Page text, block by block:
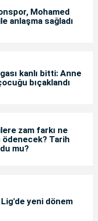
Mohamed
anlaşma sağladı
kanlı bitti: Anne
bıçaklandı
zam farkı ne
ödenecek? Tarih
mu?
yeni dönem